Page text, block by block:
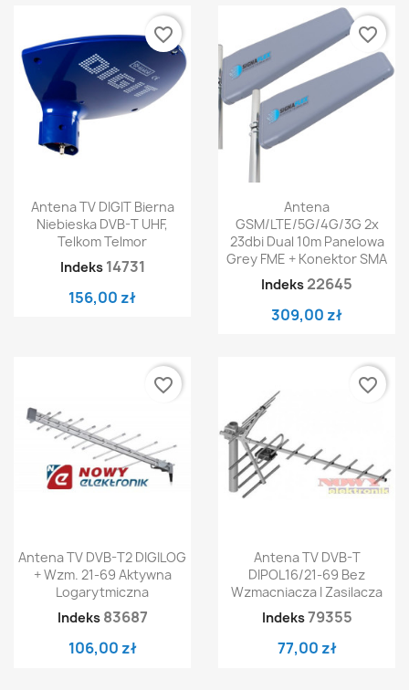
Antena TV DIGIT Bierna
Niebieska DVB-T UHF,
Telkom Telmor
Indeks 14731
156,00 zł
favorite_border
Antena
GSM/LTE/5G/4G/3G 2x
23dbi Dual 10m Panelowa
Grey FME + Konektor SMA
Indeks 22645
309,00 zł
favorite_border
Antena TV DVB-T2 DIGILOG
+ Wzm. 21-69 Aktywna
Logarytmiczna
Indeks 83687
106,00 zł
favorite_border
Antena TV DVB-T
DIPOL16/21-69 Bez
Wzmacniacza I Zasilacza
Indeks79355
77,00 zł
favorite_border